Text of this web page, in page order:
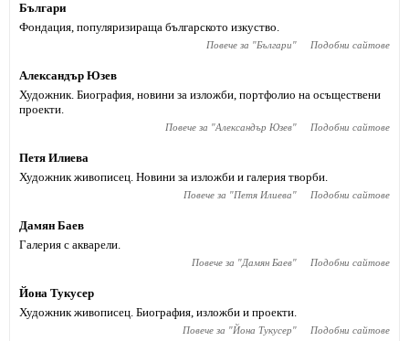
Българи
Фондация, популяризираща българското изкуство.
Повече за "Българи" Подобни сайтове
Александър Юзев
Художник. Биография, новини за изложби, портфолио на осъществени
проекти.
Повече за "Александър Юзев" Подобни сайтове
Петя Илиева
Художник живописец. Новини за изложби и галерия творби.
Повече за "Петя Илиева" Подобни сайтове
Дамян Баев
Галерия с акварели.
Повече за "Дамян Баев" Подобни сайтове
Йона Тукусер
Художник живописец. Биография, изложби и проекти.
Повече за "Йона Тукусер" Подобни сайтове